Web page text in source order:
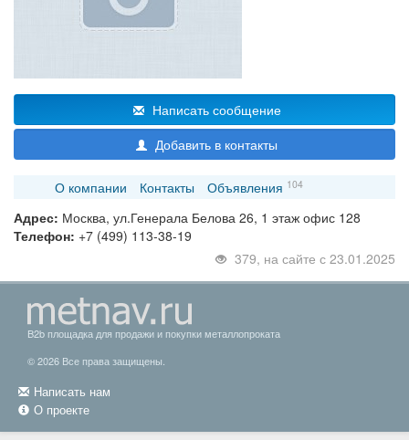
Написать сообщение
Добавить в контакты
О компании Контакты Объявления 104
Адрес: Москва, ул.Генерала Белова 26, 1 этаж офис 128
Телефон: +7 (499) 113-38-19
379, на сайте с 23.01.2025
B2b площадка для продажи и покупки металлопроката
© 2026 Все права защищены.
Написать нам
О проекте